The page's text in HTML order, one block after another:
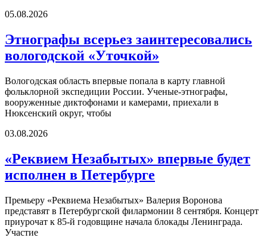
05.08.2026
Этнографы всерьез заинтересовались
вологодской «Уточкой»
Вологодская область впервые попала в карту главной
фольклорной экспедиции России. Ученые-этнографы,
вооруженные диктофонами и камерами, приехали в
Нюксенский округ, чтобы
03.08.2026
«Реквием Незабытых» впервые будет
исполнен в Петербурге
Премьеру «Реквиема Незабытых» Валерия Воронова
представят в Петербургской филармонии 8 сентября. Концерт
приурочат к 85-й годовщине начала блокады Ленинграда.
Участие